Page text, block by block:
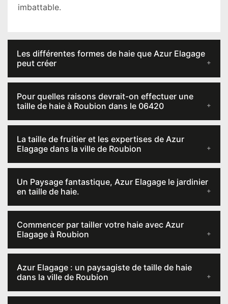
imbattable.
Les différentes formes de haie que Azur Elagage
peut créer
Pour quelles raisons devrait-on effectuer une
taille de haie à Roubion dans le 06420
La taille de fruitier et les expertises de Azur
Elagage dans la ville de Roubion
Un Paysage fantastique, Azur Elagage le jardinier
en taille de haie.
Commencer par tailler votre haie avec Azur
Elagage à Roubion
Azur Elagage : un paysagiste de taille de haie
dans la ville de Roubion